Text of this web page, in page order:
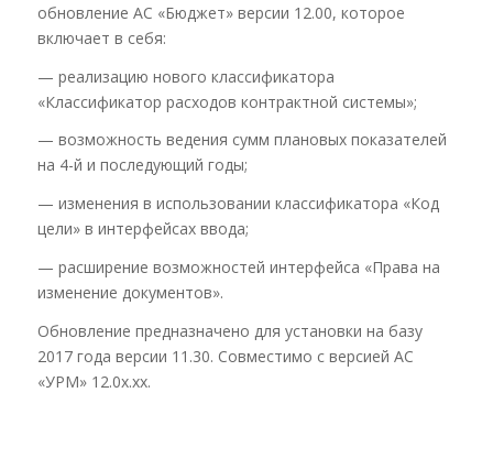
обновление АС «Бюджет» версии 12.00, которое
включает в себя:
— реализацию нового классификатора
«Классификатор расходов контрактной системы»;
— возможность ведения сумм плановых показателей
на 4-й и последующий годы;
— изменения в использовании классификатора «Код
цели» в интерфейсах ввода;
— расширение возможностей интерфейса «Права на
изменение документов».
Обновление предназначено для установки на базу
2017 года версии 11.30. Совместимо с версией АС
«УРМ» 12.0х.хх.